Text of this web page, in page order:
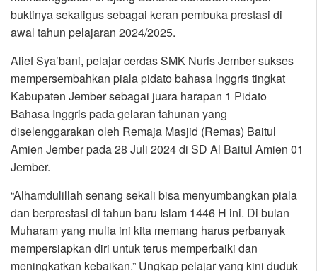
buktinya sekaligus sebagai keran pembuka prestasi di
awal tahun pelajaran 2024/2025.
Alief Sya’bani, pelajar cerdas SMK Nuris Jember sukses
mempersembahkan piala pidato bahasa Inggris tingkat
Kabupaten Jember sebagai juara harapan 1 Pidato
Bahasa Inggris pada gelaran tahunan yang
diselenggarakan oleh Remaja Masjid (Remas) Baitul
Amien Jember pada 28 Juli 2024 di SD Al Baitul Amien 01
Jember.
“Alhamdulillah senang sekali bisa menyumbangkan piala
dan berprestasi di tahun baru Islam 1446 H ini. Di bulan
Muharam yang mulia ini kita memang harus perbanyak
mempersiapkan diri untuk terus memperbaiki dan
meningkatkan kebaikan.” Ungkap pelajar yang kini duduk